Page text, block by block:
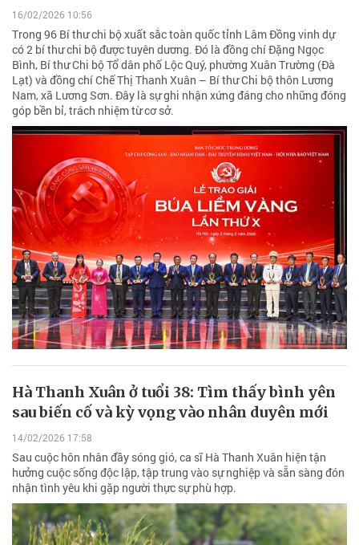
16/02/2026 10:56
Trong 96 Bí thư chi bộ xuất sắc toàn quốc tỉnh Lâm Đồng vinh dự
có 2 bí thư chi bộ được tuyên dương. Đó là đồng chí Đặng Ngọc
Bình, Bí thư Chi bộ Tổ dân phố Lộc Quý, phường Xuân Trường (Đà
Lạt) và đồng chí Chế Thị Thanh Xuân – Bí thư Chi bộ thôn Lương
Nam, xã Lương Sơn. Đây là sự ghi nhận xứng đáng cho những đóng
góp bền bỉ, trách nhiệm từ cơ sở.
Hà Thanh Xuân ở tuổi 38: Tìm thấy bình yên
sau biến cố và kỳ vọng vào nhân duyên mới
14/02/2026 17:58
Sau cuộc hôn nhân đầy sóng gió, ca sĩ Hà Thanh Xuân hiện tận
hưởng cuộc sống độc lập, tập trung vào sự nghiệp và sẵn sàng đón
nhận tình yêu khi gặp người thực sự phù hợp.